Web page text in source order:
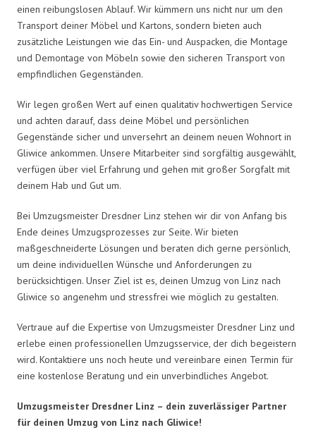
einen reibungslosen Ablauf. Wir kümmern uns nicht nur um den
Transport deiner Möbel und Kartons, sondern bieten auch
zusätzliche Leistungen wie das Ein- und Auspacken, die Montage
und Demontage von Möbeln sowie den sicheren Transport von
empfindlichen Gegenständen.
Wir legen großen Wert auf einen qualitativ hochwertigen Service
und achten darauf, dass deine Möbel und persönlichen
Gegenstände sicher und unversehrt an deinem neuen Wohnort in
Gliwice ankommen. Unsere Mitarbeiter sind sorgfältig ausgewählt,
verfügen über viel Erfahrung und gehen mit großer Sorgfalt mit
deinem Hab und Gut um.
Bei Umzugsmeister Dresdner Linz stehen wir dir von Anfang bis
Ende deines Umzugsprozesses zur Seite. Wir bieten
maßgeschneiderte Lösungen und beraten dich gerne persönlich,
um deine individuellen Wünsche und Anforderungen zu
berücksichtigen. Unser Ziel ist es, deinen Umzug von Linz nach
Gliwice so angenehm und stressfrei wie möglich zu gestalten.
Vertraue auf die Expertise von Umzugsmeister Dresdner Linz und
erlebe einen professionellen Umzugsservice, der dich begeistern
wird. Kontaktiere uns noch heute und vereinbare einen Termin für
eine kostenlose Beratung und ein unverbindliches Angebot.
Umzugsmeister Dresdner Linz – dein zuverlässiger Partner
für deinen Umzug von Linz nach Gliwice!